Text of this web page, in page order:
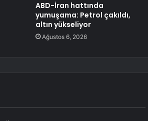
ABD-İran hattında
yumuşama: Petrol çakıldı,
altın yükseliyor
Ağustos 6, 2026